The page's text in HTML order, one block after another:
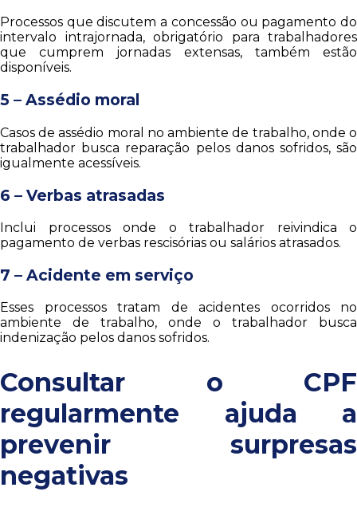
Processos que discutem a concessão ou pagamento do
intervalo intrajornada, obrigatório para trabalhadores
que cumprem jornadas extensas, também estão
disponíveis.
5 – Assédio moral
Casos de assédio moral no ambiente de trabalho, onde o
trabalhador busca reparação pelos danos sofridos, são
igualmente acessíveis.
6 – Verbas atrasadas
Inclui processos onde o trabalhador reivindica o
pagamento de verbas rescisórias ou salários atrasados.
7 – Acidente em serviço
Esses processos tratam de acidentes ocorridos no
ambiente de trabalho, onde o trabalhador busca
indenização pelos danos sofridos.
Consultar o CPF
regularmente ajuda a
prevenir surpresas
negativas